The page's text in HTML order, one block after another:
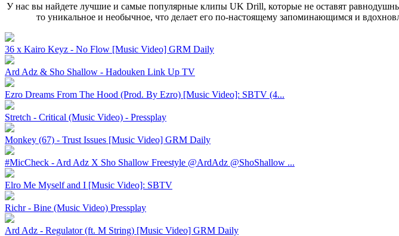
У нас вы найдете лучшие и самые популярные клипы UK Drill, которые не оставят
то уникальное и необычное, что делает его по-настоящему запоминающимся и
36 x Kairo Keyz - No Flow [Music Video] GRM Daily
Ard Adz & Sho Shallow - Hadouken Link Up TV
Ezro Dreams From The Hood (Prod. By Ezro) [Music Video]: SBTV (4...
Stretch - Critical (Music Video) - Pressplay
Monkey (67) - Trust Issues [Music Video] GRM Daily
#MicCheck - Ard Adz X Sho Shallow Freestyle @ArdAdz @ShoShallow ...
Elro Me Myself and I [Music Video]: SBTV
Richr - Bine (Music Video) Pressplay
Ard Adz - Regulator (ft. M String) [Music Video] GRM Daily